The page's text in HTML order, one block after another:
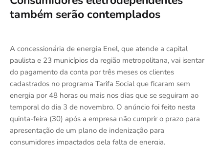
também serão contemplados
A concessionária de energia Enel, que atende a capital
paulista e 23 municípios da região metropolitana, vai isentar
do pagamento da conta por três meses os clientes
cadastrados no programa Tarifa Social que ficaram sem
energia por 48 horas ou mais nos dias que se seguiram ao
temporal do dia 3 de novembro. O anúncio foi feito nesta
quinta-feira (30) após a empresa não cumprir o prazo para
apresentação de um plano de indenização para
consumidores impactados pela falta de energia.